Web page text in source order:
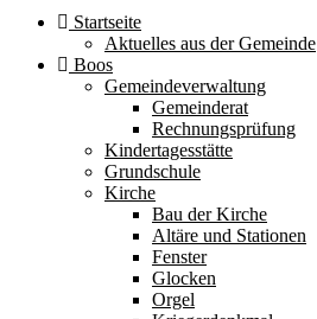
Startseite
Aktuelles aus der Gemeinde
Boos
Gemeindeverwaltung
Gemeinderat
Rechnungsprüfung
Kindertagesstätte
Grundschule
Kirche
Bau der Kirche
Altäre und Stationen
Fenster
Glocken
Orgel